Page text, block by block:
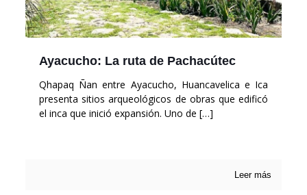
Ayacucho: La ruta de Pachacútec
Qhapaq Ñan entre Ayacucho, Huancavelica e Ica
presenta sitios arqueológicos de obras que edificó
el inca que inició expansión. Uno de […]
Leer más